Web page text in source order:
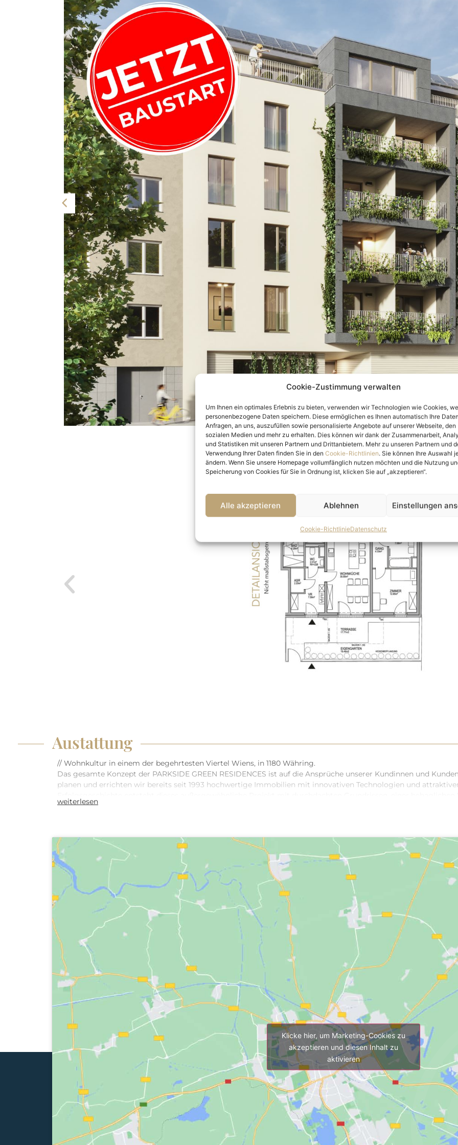
Cookie-Zustimmung verwalten
Um Ihnen ein optimales Erlebnis zu bieten, verwenden wir Technologien wie Cookies,
personenbezogene Daten speichern. Diese ermöglichen es Ihnen automatisch Ihre
Anfragen, an uns, auszufüllen sowie personalisierte Angebote auf unserer Webseite, den
sozialen Medien und mehr zu erhalten. Dies können wir dank der Zusammenarbeit,
und Statistiken mit unseren Partnern und Drittanbietern. Mehr zu unseren Partnern und
Verwendung Ihrer Daten finden Sie in den Cookie-Richtlinien. Sie können Ihre Auswahl
ändern. Wenn Sie unsere Homepage vollumfänglich nutzen möchten und die Nutzung
Speicherung von Cookies für Sie in Ordnung ist, klicken Sie auf „akzeptieren“.
Alle akzeptieren Ablehnen Einstellungen
Cookie-RichtlinieDatenschutz
wohltemperiertes Raumklima sorgt die Bauteilaktivierung. Als zusätzlicher Komfort
wird die Wohnung auch mit einer Fußbodenheizung ausgestattet.
Option für Anleger: Diese Wohnung kann als Vorsorgewohnung erworben werden.
Nähere Informationen dazu finden Sie auf der Projektwebsite www.theparkside.at
Hinweis: Die Bilder sind als Beispiele angeführt. Die Aufteilung der jeweiligen
Wohnung ist dem Grundriss zu entnehmen. Sämtliche Visualisierungen sind
Symboldarstellungen und stellen den derzeitigen Planungsstand dar.
Grundriss
Austattung
// Wohnkultur in einem der begehrtesten Viertel Wiens, in 1180 Währing.
Das gesamte Konzept der PARKSIDE GREEN RESIDENCES ist auf die Ansprüche unserer Kundinnen und
planen und errichten wir bereits seit 1993 hochwertige Immobilien mit innovativen Technologien und
bodentiefen Fenstern mit elektrischer Außenbeschattung, optionaler Smart-Home Vorbereitung, Parkettboden,
harmonischen Symbiose vereint. Die Fassadenbegrünung, die Erdwärmepumpen und die PVT-Anlage
verbinden Park & Stadt.
Mehr Details:
www.theparkside.at
Kontaktieren Sie unser Vertriebsteam gerne direkt.
weiterlesen
Klicke hier, um Marketing-Cookies zu
akzeptieren und diesen Inhalt zu
aktivieren